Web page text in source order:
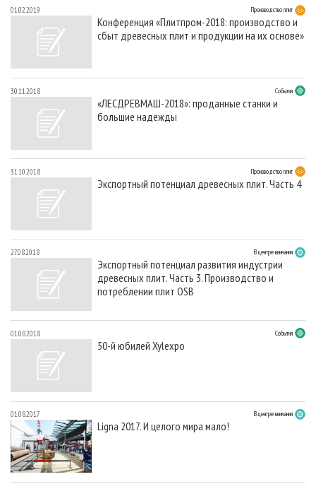
01.02.2019 Производство плит
Конференция «Плитпром-2018: производство и
сбыт древесных плит и продукции на их основе»
30.11.2018 События
«ЛЕСДРЕВМАШ-2018»: проданные станки и
большие надежды
31.10.2018 Производство плит
Экспортный потенциал древесных плит. Часть 4
27.08.2018 В центре внимания
Экспортный потенциал развития индустрии
древесных плит. Часть 3. Производство и
потреблении плит OSB
01.08.2018 События
50-й юбилей Xylexpo
01.08.2017 В центре внимания
Ligna 2017. И целого мира мало!